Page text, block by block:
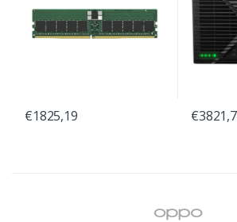
€1825,19